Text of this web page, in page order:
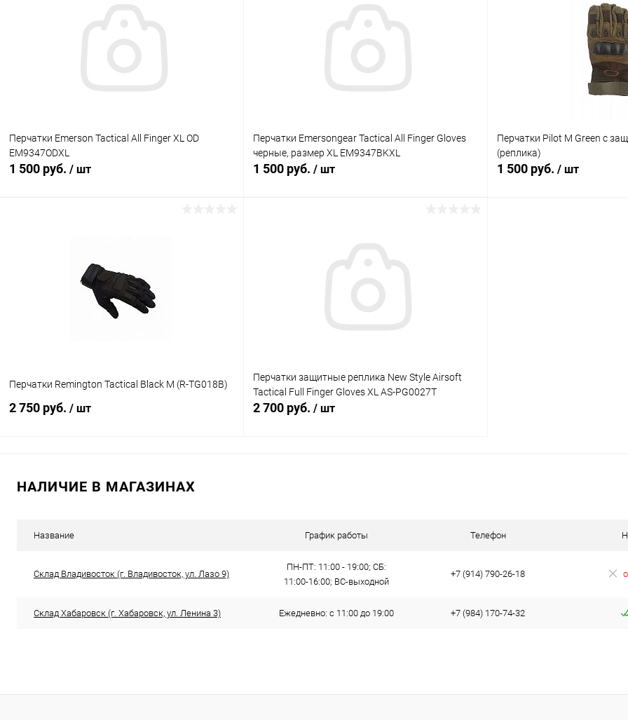
Перчатки Emerson Tactical All Finger XL OD
EM9347ODXL
1 500 руб. / шт
В наличии
Перчатки Emersongear Tactical All Finger Gloves
черные, размер XL EM9347BKXL
1 500 руб. / шт
Перчатки Pilot M Green с
(реплика)
1 500 руб. / шт
Перчатки Remington Tactical Black M (R-TG018B)
2 750 руб. / шт
Перчатки защитные реплика New Style Airsoft
Tactical Full Finger Gloves XL AS-PG0027T
2 700 руб. / шт
НАЛИЧИЕ В МАГАЗИНАХ
Название График работы Телефон
Склад Владивосток (г. Владивосток, ул. Лазо 9)
ПН-ПТ: 11:00 - 19:00; СБ:
11:00-16:00; ВС-выходной
+7 (914) 790-26-18
Склад Хабаровск (г. Хабаровск, ул. Ленина 3) Ежедневно: с 11:00 до 19:00 +7 (984) 170-74-32